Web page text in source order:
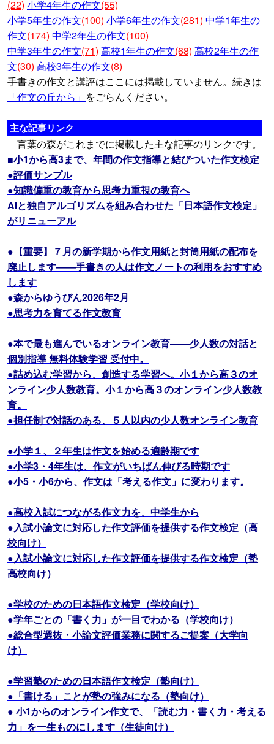
(22) 小学4年生の作文(55)
小学5年生の作文(100) 小学6年生の作文(281) 中学1年生の
作文(174) 中学2年生の作文(100)
中学3年生の作文(71) 高校1年生の作文(68) 高校2年生の作
文(30) 高校3年生の作文(8)
手書きの作文と講評はここには掲載していません。続きは
「作文の丘から」 をごらんください。
主な記事リンク
言葉の森がこれまでに掲載した主な記事のリンクです。
■小1から高3まで、年間の作文指導と結びついた作文検定
●評価サンプル
●知識偏重の教育から思考力重視の教育へ
AIと独自アルゴリズムを組み合わせた「日本語作文検定」
がリニューアル
●【重要】７月の新学期から作文用紙と封筒用紙の配布を
廃止します――手書きの人は作文ノートの利用をおすすめ
します
●森からゆうびん2026年2月
●思考力を育てる作文教育
●本で最も進んでいるオンライン教育――少人数の対話と
個別指導 無料体験学習 受付中。
●詰め込む学習から、創造する学習へ。小１から高３のオ
ンライン少人数教育。小１から高３のオンライン少人数教
育。
●担任制で対話のある、５人以内の少人数オンライン教育
●小学１、２年生は作文を始める適齢期です
●小学3・4年生は、作文がいちばん伸びる時期です
●小5・小6から、作文は「考える作文」に変わります。
●高校入試につながる作文力を、中学生から
●入試小論文に対応した作文評価を提供する作文検定（高
校向け）
●入試小論文に対応した作文評価を提供する作文検定（塾
高校向け）
●学校のための日本語作文検定（学校向け）
●学年ごとの「書く力」が一目でわかる（学校向け）
●総合型選抜・小論文評価業務に関するご提案（大学向
け）
●学習塾のための日本語作文検定（塾向け）
●「書ける」ことが塾の強みになる（塾向け）
● 小1からのオンライン作文で、「読む力・書く力・考える
力」を一生ものにします（生徒向け）